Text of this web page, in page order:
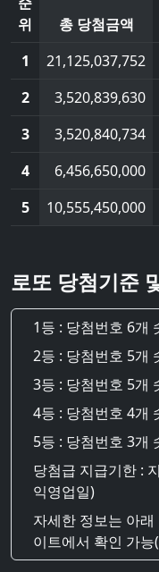
위
총 당첨금액
1
21,125,037,752
2
3,520,839,630
3
3,520,840,734
4
6,456,650,000
5
10,555,450,000
로또 당첨기준
1등 : 당첨번호 6개
2등 : 당첨번호 5개
3등 : 당첨번호 5개
4등 : 당첨번호 4개
5등 : 당첨번호 3개
당첨급 지급기한 :
익영업일)
자세한 정보는 아
이트에서 확인 가